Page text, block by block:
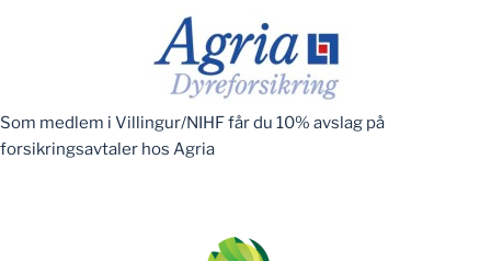
Som medlem i Villingur/NIHF får du 10% avslag på
forsikringsavtaler hos Agria